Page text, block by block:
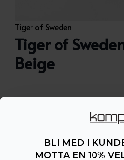
Tiger of Sweden
Tiger of
Beige
– Produsert i Italia
BLI MED I
MOTTA EN 10%